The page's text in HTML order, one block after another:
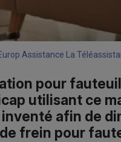
Assistance La
pour
utilisant ce
afin de
frein pour